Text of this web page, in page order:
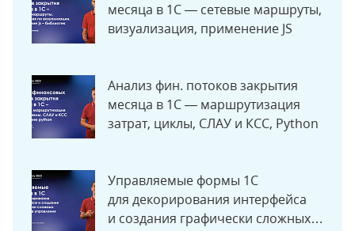
месяца в 1С — сетевые маршруты,
визуализация, применение JS
Анализ фин. потоков закрытия
месяца в 1С — маршрутизация
затрат, циклы, СЛАУ и КСС, Python
Управляемые формы 1С
для декорирования интерфейса
и создания графически сложных